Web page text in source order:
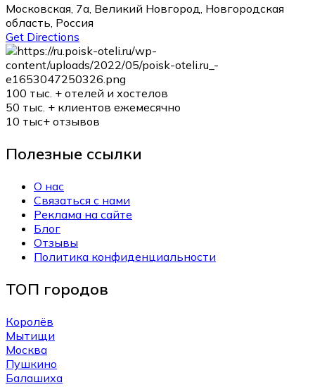
Московская, 7а, Великий Новгород, Новгородская
область, Россия
Get Directions
100 тыс. + отелей и хостелов
50 тыс. + клиентов ежемесячно
10 тыс+ отзывов
Полезные ссылки
О нас
Связаться с нами
Реклама на сайте
Блог
Отзывы
Политика конфиденциальности
ТОП городов
Королёв
Мытищи
Москва
Пушкино
Балашиха